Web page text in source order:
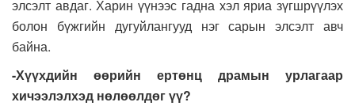
элсэлт авдаг. Харин үүнээс гадна хэл яриа зүгшрүүлэх
болон бүжгийн дугуйлангууд нэг сарын элсэлт авч
байна.
-Хүүхдийн өөрийн ертөнц драмын урлагаар
хичээлэлхэд нөлөөлдөг үү?